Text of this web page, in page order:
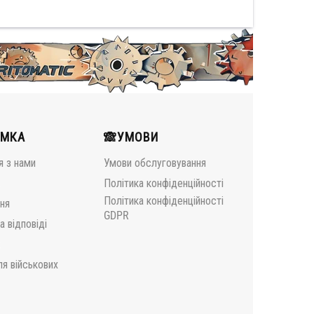
з нами
військових
🙈УМОВИ
Умови обслуговування
Політика конфіденційності
Політика конфіденційності
GDPR